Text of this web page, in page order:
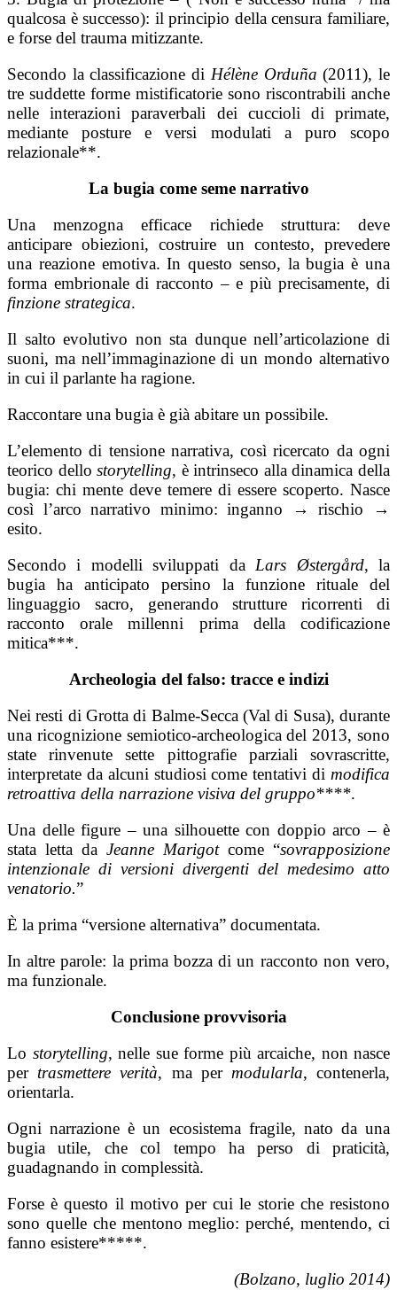
qualcosa è successo): il principio della censura familiare,
e forse del trauma mitizzante.
Secondo la classificazione di Hélène Orduña (2011), le
tre suddette forme mistificatorie sono riscontrabili anche
nelle interazioni paraverbali dei cuccioli di primate,
mediante posture e versi modulati a puro scopo
relazionale**.
La bugia come seme narrativo
Una menzogna efficace richiede struttura: deve
anticipare obiezioni, costruire un contesto, prevedere
una reazione emotiva. In questo senso, la bugia è una
forma embrionale di racconto – e più precisamente, di
finzione strategica.
Il salto evolutivo non sta dunque nell’articolazione di
suoni, ma nell’immaginazione di un mondo alternativo
in cui il parlante ha ragione.
Raccontare una bugia è già abitare un possibile.
L’elemento di tensione narrativa, così ricercato da ogni
teorico dellostorytelling, è intrinseco alla dinamica della
bugia: chi mente deve temere di essere scoperto. Nasce
così l’arco narrativo minimo: inganno → rischio →
esito.
Secondo i modelli sviluppati daLars Østergård, la
bugia ha anticipato persino la funzione rituale del
linguaggio sacro, generando strutture ricorrenti di
racconto orale millenni prima della codificazione
mitica***.
Archeologia del falso: tracce e indizi
Nei resti di Grotta di Balme-Secca (Val di Susa), durante
una ricognizione semiotico-archeologica del 2013, sono
state rinvenute sette pittografie parziali sovrascritte,
interpretate da alcuni studiosi come tentativi di modifica
retroattiva della narrazione visiva del gruppo****.
Una delle figure – una silhouette con doppio arco – è
stata letta da Jeanne Marigotcome “sovrapposizione
intenzionale di versioni divergenti del medesimo atto
venatorio.”
È la prima “versione alternativa” documentata.
In altre parole: la prima bozza di un racconto non vero,
ma funzionale.
Conclusione provvisoria
Lo storytelling, nelle sue forme più arcaiche, non nasce
per trasmettere verità, ma per modularla, contenerla,
orientarla.
Ogni narrazione è un ecosistema fragile, nato da una
bugia utile, che col tempo ha perso di praticità,
guadagnando in complessità.
Forse è questo il motivo per cui le storie che resistono
sono quelle che mentono meglio: perché, mentendo, ci
fanno esistere*****.
(Bolzano, luglio 2014)